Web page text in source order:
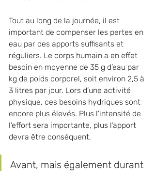
Tout au long de la journée, il est
important de compenser les pertes en
eau par des apports suffisants et
réguliers. Le corps humain a en effet
besoin en moyenne de 35 g d’eau par
kg de poids corporel, soit environ 2,5 à
3 litres par jour. Lors d’une activité
physique, ces besoins hydriques sont
encore plus élevés. Plus l’intensité de
l’effort sera importante, plus l’apport
devra être conséquent.
Avant, mais également durant